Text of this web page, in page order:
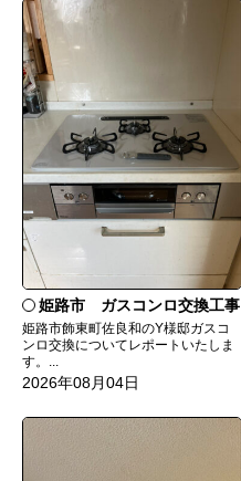
姫路市 ガスコンロ交換工事
姫路市飾東町佐良和のY様邸ガスコ
ンロ交換についてレポートいたしま
す。...
2026年08月04日